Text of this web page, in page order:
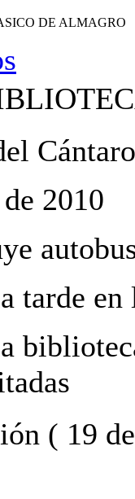
DE ALMAGRO
2010
tarde en
( 19